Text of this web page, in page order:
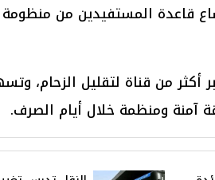
قاعدة المستفيدين من منظومة
أكثر من قناة لتقليل الزحام،
آمنة ومنظمة خلال أيام الصرف.